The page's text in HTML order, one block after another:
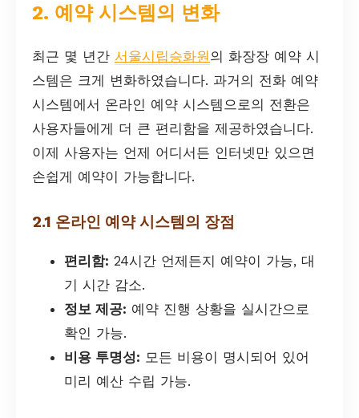
2. 예약 시스템의 변화
최근 몇 년간 서울시립승화원의 화장장 예약 시
스템은 크게 변화하였습니다. 과거의 전화 예약
시스템에서 온라인 예약 시스템으로의 전환은
사용자들에게 더 큰 편리함을 제공하였습니다.
이제 사용자는 언제 어디서든 인터넷만 있으면
손쉽게 예약이 가능합니다.
2.1 온라인 예약 시스템의 장점
편리함: 24시간 언제든지 예약이 가능, 대
기 시간 감소.
정보 제공: 예약 진행 상황을 실시간으로
확인 가능.
비용 투명성: 모든 비용이 명시되어 있어
미리 예산 수립 가능.